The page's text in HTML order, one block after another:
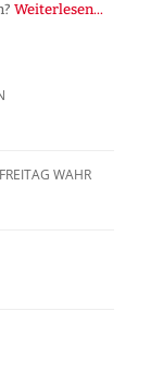
Weiterlesen...
WAHR